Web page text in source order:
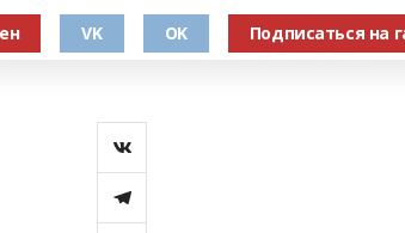
VK OK Подписаться на